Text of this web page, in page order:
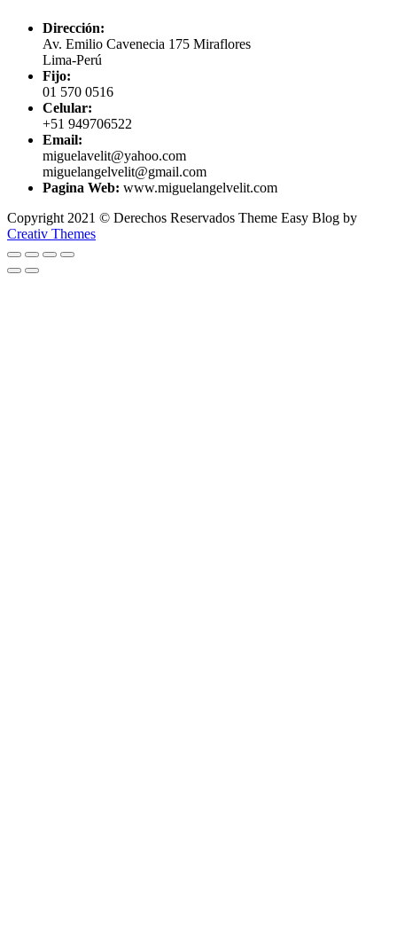
Dirección:
Av. Emilio Cavenecia 175 Miraflores
Lima-Perú
Fijo:
01 570 0516
Celular:
+51 949706522
Email:
miguelavelit@yahoo.com
miguelangelvelit@gmail.com
Pagina Web: www.miguelangelvelit.com
Copyright 2021 © Derechos Reservados Theme Easy Blog by
Creativ Themes